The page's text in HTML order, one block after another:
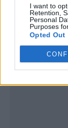
I want to
Retention,
Personal
Purposes
Opted Out